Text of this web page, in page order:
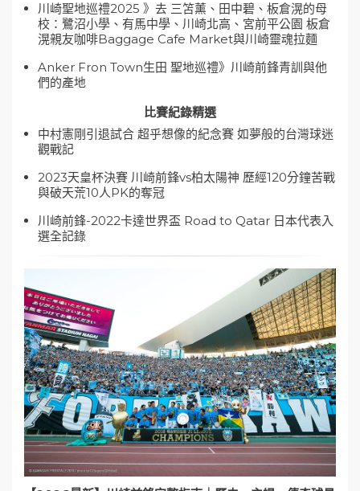
川崎聖地巡禮2025 》去 三笘薰、田中碧、板倉滉的母
校：鷺沼小學、有馬中學、川崎北高、宮前平公園 板倉
滉親友咖啡Baggage Cafe Market與川崎靈魂拉麵
Anker Fron Town生田 聖地巡禮》川崎前鋒青訓與他
們的產地
比賽紀錄精選
中村憲剛引退試合 超乎想像的紀念賽 如夢般的台灣球迷
觀戰記
2023天皇杯決賽 川崎前鋒vs柏太陽神 歷經120分鐘苦戰
與破天荒10人PK的奪冠
川崎前鋒-2022卡達世界盃 Road to Qatar 日本代表入
選全記錄